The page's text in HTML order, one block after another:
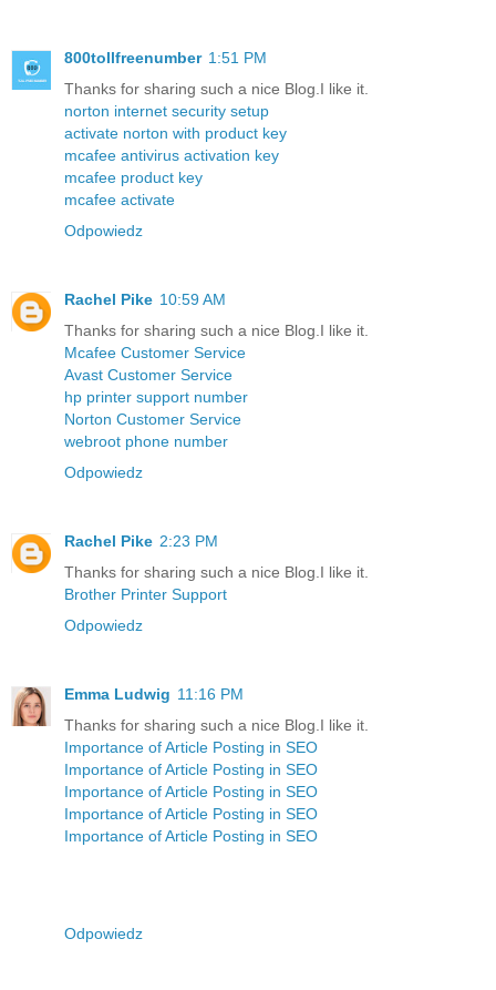
800tollfreenumber 1:51 PM
Thanks for sharing such a nice Blog.I like it.
norton internet security setup
activate norton with product key
mcafee antivirus activation key
mcafee product key
mcafee activate
Odpowiedz
Rachel Pike 10:59 AM
Thanks for sharing such a nice Blog.I like it.
Mcafee Customer Service
Avast Customer Service
hp printer support number
Norton Customer Service
webroot phone number
Odpowiedz
Rachel Pike 2:23 PM
Thanks for sharing such a nice Blog.I like it.
Brother Printer Support
Odpowiedz
Emma Ludwig 11:16 PM
Thanks for sharing such a nice Blog.I like it.
Importance of Article Posting in SEO
Importance of Article Posting in SEO
Importance of Article Posting in SEO
Importance of Article Posting in SEO
Importance of Article Posting in SEO
Odpowiedz